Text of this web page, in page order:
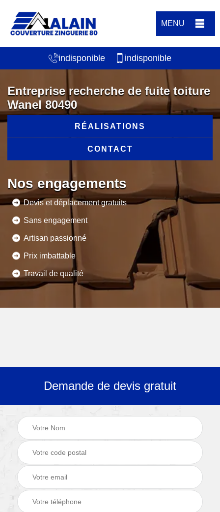
MENU
indisponible indisponible
Entreprise recherche de fuite toiture
Wanel 80490
RÉALISATIONS
CONTACT
Nos engagements
Devis et déplacement gratuits
Sans engagement
Artisan passionné
Prix imbattable
Travail de qualité
Demande de devis gratuit